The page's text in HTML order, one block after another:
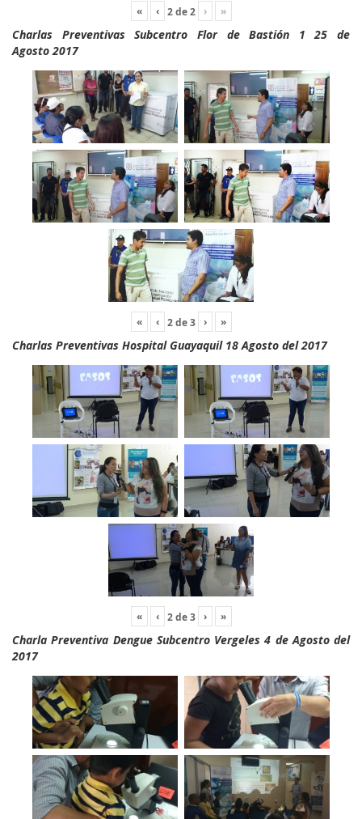
« ‹ 2de2 › »
Charlas Preventivas Subcentro Flor de Bastión 1 25 de
Agosto 2017
« ‹ 2de3 › »
Charlas Preventivas Hospital Guayaquil 18 Agosto del 2017
« ‹ 2de3 › »
Charla Preventiva Dengue Subcentro Vergeles 4 de Agosto del
2017